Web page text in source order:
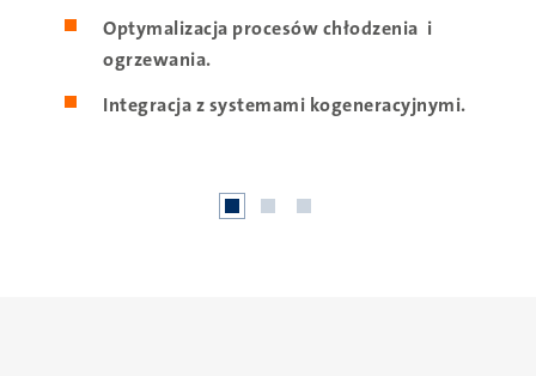
Optymalizacja procesów chłodzenia i
ogrzewania.
Integracja z systemami kogeneracyjnymi.